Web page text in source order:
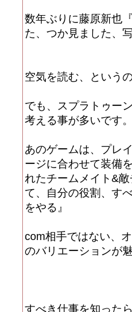
数年ぶりに藤原新也
た、つか見ました、
空気を読む、という
でも、スプラトゥー
考える事が多いです
あのゲームは、プレ
ージに合わせて装備
れたチームメイト&
て、自分の役割、す
をやる』
com相手ではない、
のバリエーションが
すべき仕事を知った